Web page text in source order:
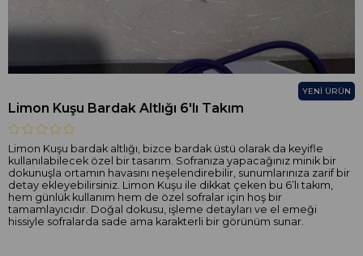
YENI ÜRÜN
Limon Kuşu Bardak Altlığı 6'lı Takım
Limon Kuşu bardak altlığı, bizce bardak üstü olarak da keyifle
kullanılabilecek özel bir tasarım. Sofranıza yapacağınız minik bir
dokunuşla ortamın havasını neşelendirebilir, sunumlarınıza zarif bir
detay ekleyebilirsiniz. Limon Kuşu ile dikkat çeken bu 6’lı takım,
hem günlük kullanım hem de özel sofralar için hoş bir
tamamlayıcıdır. Doğal dokusu, işleme detayları ve el emeği
hissiyle sofralarda sade ama karakterli bir görünüm sunar.